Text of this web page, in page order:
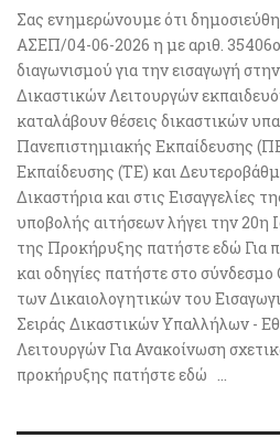
Σας ενημερώνουμε ότι
ΑΣΕΠ/04-06-2026 η με αριθ.
διαγωνισμού για την εισαγωγή
Δικαστικών Λειτουργών
καταλάβουν θέσεις δικαστικών
Πανεπιστημιακής Εκπαίδευσης
Εκπαίδευσης (ΤΕ) και
Δικαστήρια και στις Εισαγγελίες
υποβολής αιτήσεων λήγει την 20η
της Προκήρυξης πατήστε εδώ Για
και οδηγίες πατήστε στο
των Δικαιολογητικών του
Σειράς Δικαστικών Υπαλλήλων -
Λειτουργών Για Ανακοίνωση
προκήρυξης πατήστε εδώ ...